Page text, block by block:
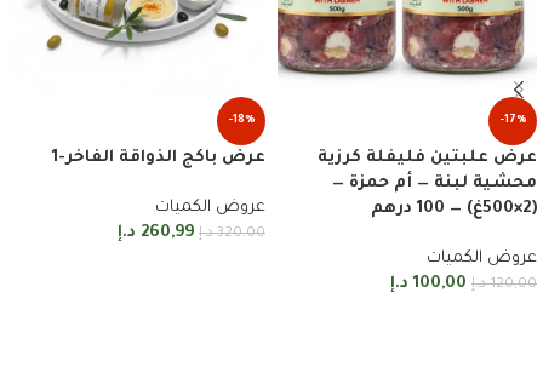
-17%
عرض علبتين فليفلة كرزية
محشية لبنة — أم حمزة —
(2×500غ) — 100 درهم
عروض الكميات
120,00 د.إ 100,00 د.إ
-18%
عرض باكج الذواقة الفاخر-1
عروض الكميات
320,00 د.إ 260,99 د.إ